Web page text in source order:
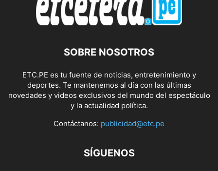
SOBRE NOSOTROS
ETC.PE es tu fuente de noticias, entretenimiento y
deportes. Te mantenemos al día con las últimas
novedades y videos exclusivos del mundo del espectáculo
y la actualidad política.
Contáctanos: publicidad@etc.pe
SÍGUENOS